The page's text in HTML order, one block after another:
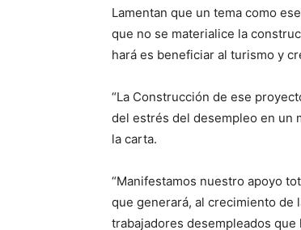
Lamentan que un tema como
que no se materialice la
hará es beneficiar al turismo y
“La Construcción de ese
del estrés del desempleo en un
la carta.
“Manifestamos nuestro apoyo
que generará, al crecimiento de
trabajadores desempleados que